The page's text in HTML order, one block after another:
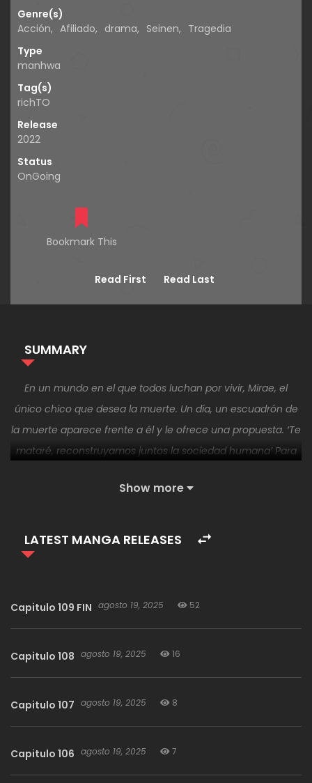
Genre(s)
Acción, Afiliado, drama, Seinen, Tragedia
Type
manhwa
Tag(s)
richTO
Release
2022
Status
OnGoing
Bookmark This
Read First Read Last
SUMMARY
En un mundo en el que todos luchan por vivir, Mirae, el
único chico que desea la muerte. Un día, un escuadrón de
la muerte aparece frente a él y le ofrece una propuesta. ‘Te
mataré, reconstruyamos juntos la sociedad humana’ Para
«CLIC AQUI PARA UNIRSE AL CANAL DE TELEGRAM»
Show more
LATEST MANGA RELEASES
Capitulo 109 FIN agosto 19, 2025 52
Capitulo 108 agosto 19, 2025 16
Capitulo 107 agosto 19, 2025 8
Capitulo 106 agosto 19, 2025 7